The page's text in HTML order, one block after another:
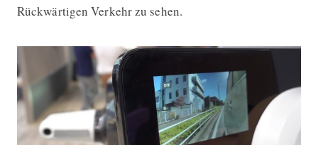
Rückwärtigen Verkehr zu sehen.